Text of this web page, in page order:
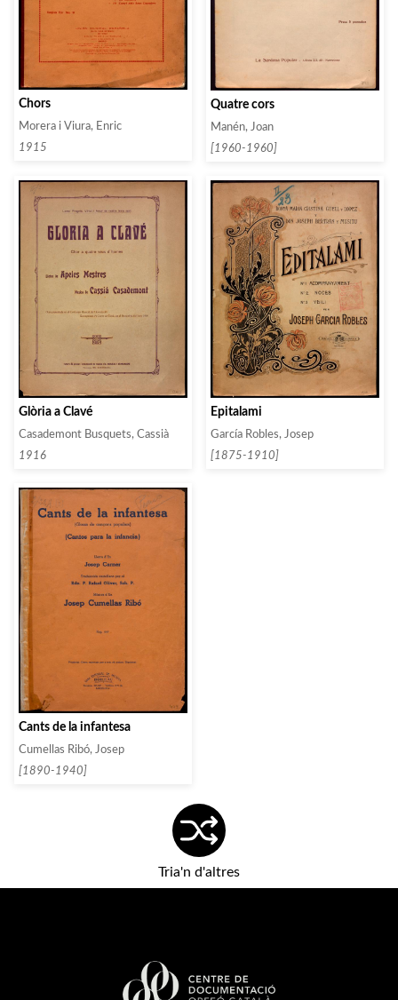
Chors
Morera i Viura, Enric
1915
Quatre cors
Manén, Joan
[1960-1960]
Glòria a Clavé
Casademont Busquets, Cassià
1916
Epitalami
García Robles, Josep
[1875-1910]
Cants de la infantesa
Cumellas Ribó, Josep
[1890-1940]
Tria'n d'altres